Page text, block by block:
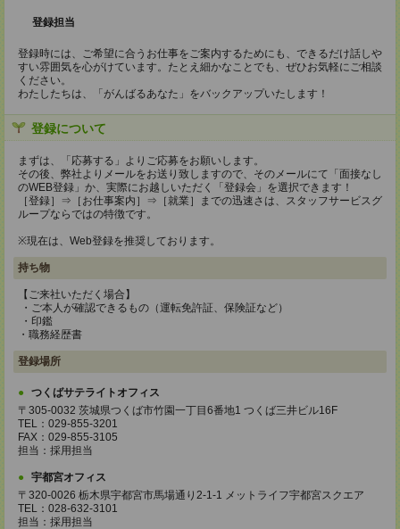
登録担当
登録時には、ご希望に合うお仕事をご案内するためにも、できるだけ話しや
すい雰囲気を心がけています。たとえ細かなことでも、ぜひお気軽にご相談
ください。
わたしたちは、「がんばるあなた」をバックアップいたします！
登録について
まずは、「応募する」よりご応募をお願いします。
その後、弊社よりメールをお送り致しますので、そのメールにて「面接なし
のWEB登録」か、実際にお越しいただく「登録会」を選択できます！
［登録］⇒［お仕事案内］⇒［就業］までの迅速さは、スタッフサービスグ
ループならではの特徴です。
※現在は、Web登録を推奨しております。
持ち物
【ご来社いただく場合】
・ご本人が確認できるもの（運転免許証、保険証など）
・印鑑
・職務経歴書
登録場所
つくばサテライトオフィス
〒305-0032 茨城県つくば市竹園一丁目6番地1 つくば三井ビル16F
TEL：029-855-3201
FAX：029-855-3105
担当：採用担当
宇都宮オフィス
〒320-0026 栃木県宇都宮市馬場通り2-1-1 メットライフ宇都宮スクエア
TEL：028-632-3101
担当：採用担当